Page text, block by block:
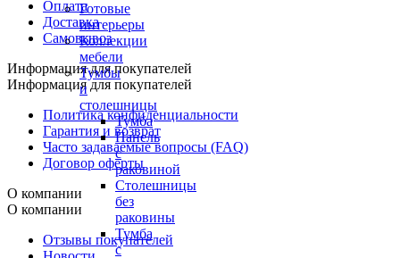
Готовые
интерьеры
Коллекции
мебели
Тумбы
и
столешницы
Тумба
Панель
с
раковиной
Столешницы
без
раковины
Тумба
с
Оплата
Доставка
Самовывоз
Информация для покупателей
Информация для покупателей
Политика конфиденциальности
Гарантия и возврат
Часто задаваемые вопросы (FAQ)
Договор оферты
О компании
О компании
Отзывы покупателей